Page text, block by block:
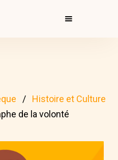
Histoire et Culture
de la volonté